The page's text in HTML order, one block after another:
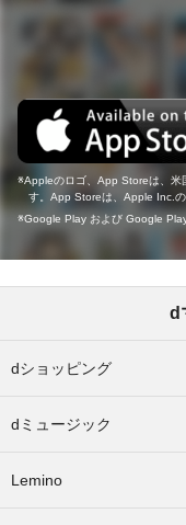
Appleのロゴ、App Storeは、米
す。App Storeは、Apple Inc.の
Google Play および Google
d
dショッピング
dミュージック
Lemino